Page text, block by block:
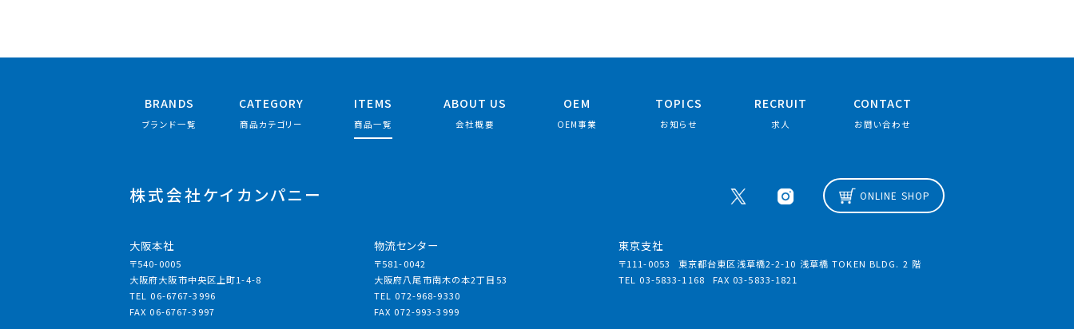
BRANDS
ブランド一覧
CATEGORY
商品カテゴリー
ITEMS
商品一覧
ABOUT US
会社概要
OEM
OEM事業
TOPICS
お知らせ
RECRUIT
求人
CONTACT
お問い合わせ
株式会社ケイカンパニー ONLINE SHOP
大阪本社
〒540-0005
大阪府大阪市中央区上町1-4-8
TEL 06-6767-3996
FAX 06-6767-3997
物流センター
〒581-0042
大阪府八尾市南木の本2丁目53
TEL 072-968-9330
FAX 072-993-3999
東京支社
〒111-0053
東京都台東区浅草橋2-2-10 浅草橋 TOKEN BLDG. 2 階
TEL 03-5833-1168
FAX 03-5833-1821